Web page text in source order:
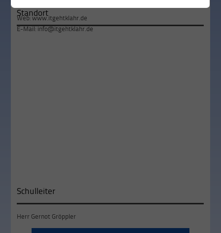
Web:www.itgehtklahr.de
E-Mail:info@itgehtklahr.de
Standort
Schulleiter
Herr Gernot Gröppler